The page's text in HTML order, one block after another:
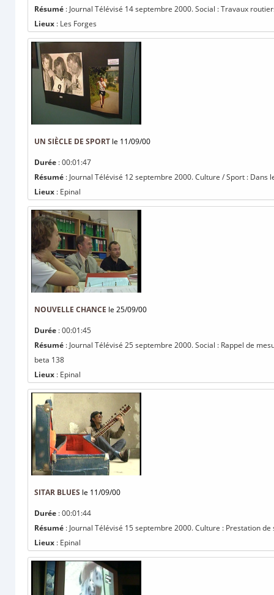
Résumé : Journal Télévisé 14 septembre 2000. Social : Travaux
Lieux : Les Forges
UN SIÈCLE DE SPORT le 11/09/00
Durée : 00:01:47
Résumé : Journal Télévisé 12 septembre 2000. Culture / Sport : Dans
Lieux : Epinal
NOUVELLE CHANCE le 25/09/00
Durée : 00:01:45
Résumé : Journal Télévisé 25 septembre 2000. Social : Rappel de
beta 138
Lieux : Epinal
SITAR BLUES le 11/09/00
Durée : 00:01:44
Résumé : Journal Télévisé 15 septembre 2000. Culture : Prestation
Lieux : Epinal